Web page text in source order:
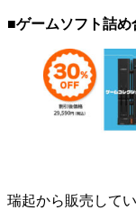
■ゲームソフト詰め
瑞起から販売して